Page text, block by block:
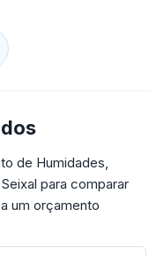
de Humidades,
para comparar
um orçamento